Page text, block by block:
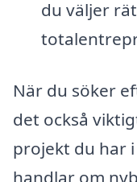
du väljer
När du söker
det också
projekt du har
handlar om